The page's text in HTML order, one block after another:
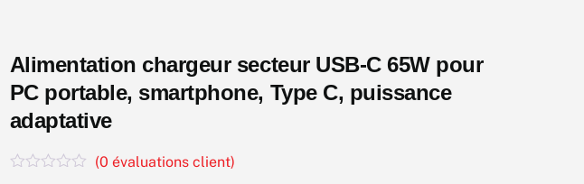
Alimentation chargeur secteur USB-C 65W pour
PC portable, smartphone, Type C, puissance
adaptative
(0 évaluations client)